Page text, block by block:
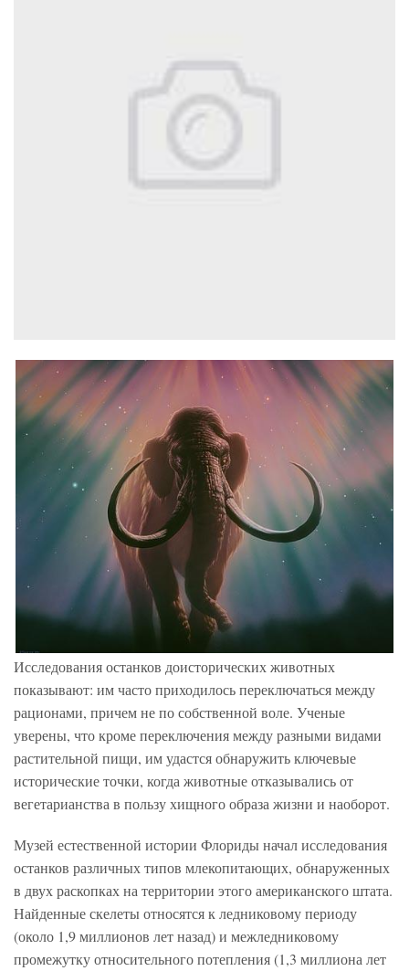
Исследования останков доисторических животных
показывают: им часто приходилось переключаться между
рационами, причем не по собственной воле. Ученые
уверены, что кроме переключения между разными видами
растительной пищи, им удастся обнаружить ключевые
исторические точки, когда животные отказывались от
вегетарианства в пользу хищного образа жизни и наоборот.
Музей естественной истории Флориды начал исследования
останков различных типов млекопитающих, обнаруженных
в двух раскопках на территории этого американского штата.
Найденные скелеты относятся к ледниковому периоду
(около 1,9 миллионов лет назад) и межледниковому
промежутку относительного потепления (1,3 миллиона лет